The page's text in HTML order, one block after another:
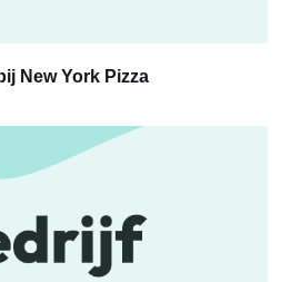
New York Pizza